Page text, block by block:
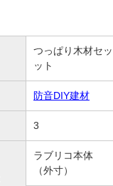
つっぱり木材セ
ット
防音DIY建材
3
ラブリコ本体
（外寸）